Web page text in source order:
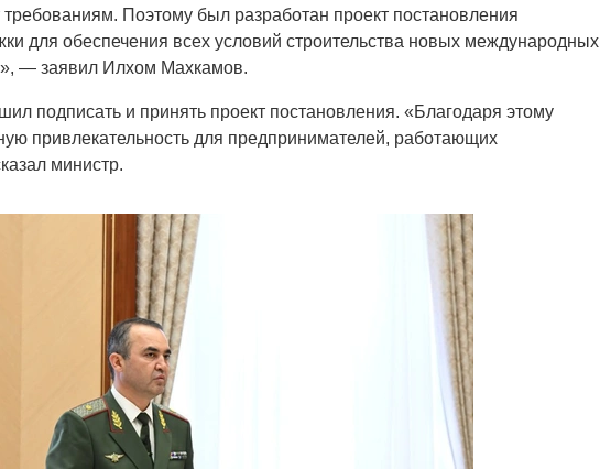
Поэтому был разработан проект постановления
для обеспечения всех условий строительства новых международных
— заявил Илхом Махкамов.
подписать и принять проект постановления. «Благодаря этому
привлекательность для предпринимателей, работающих
министр.